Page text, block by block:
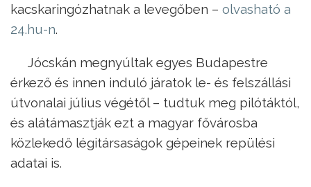
kacskaringózhatnak a levegőben – olvasható a
24.hu-n.
Jócskán megnyúltak egyes Budapestre
érkező és innen induló járatok le- és felszállási
útvonalai július végétől – tudtuk meg pilótáktól,
és alátámasztják ezt a magyar fővárosba
közlekedő légitársaságok gépeinek repülési
adatai is.